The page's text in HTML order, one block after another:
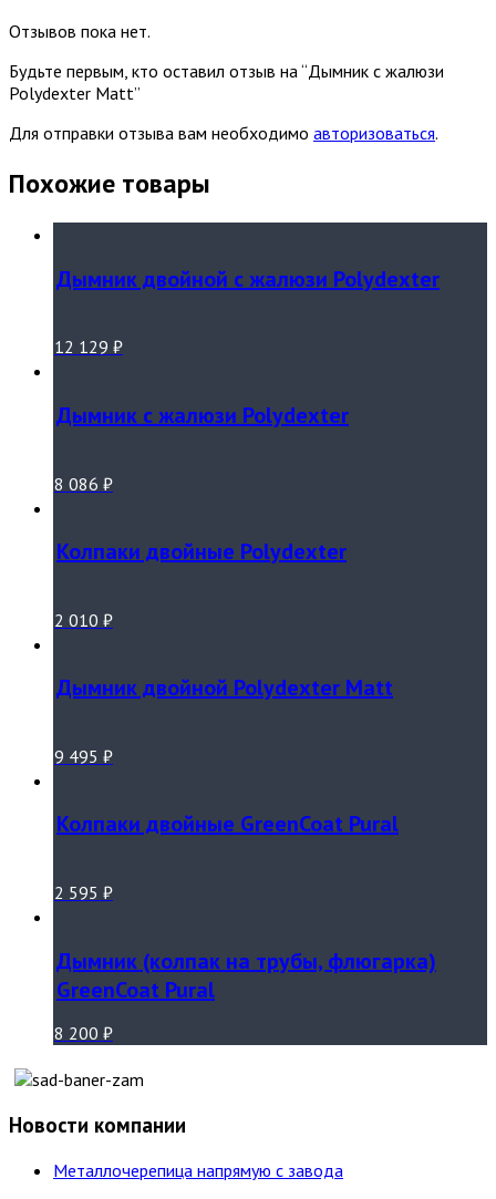
Отзывов пока нет.
Будьте первым, кто оставил отзыв на “Дымник с жалюзи
Polydexter Matt”
Для отправки отзыва вам необходимо авторизоваться.
Похожие товары
Дымник двойной с жалюзи Polydexter
12 129 ₽
Дымник с жалюзи Polydexter
8 086 ₽
Колпаки двойные Polydexter
2 010 ₽
Дымник двойной Polydexter Matt
9 495 ₽
Колпаки двойные GreenCoat Pural
2 595 ₽
Дымник (колпак на трубы, флюгарка)
GreenCoat Pural
8 200 ₽
Новости компании
Металлочерепица напрямую с завода